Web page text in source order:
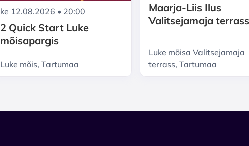
ke 12.08.2026 • 20:00
2 Quick Start Luke
mõisapargis
Luke mõis, Tartumaa
Maarja-Liis Ilus
Valitsejamaja
Luke mõisa Valitsejamaja
terrass, Tartumaa